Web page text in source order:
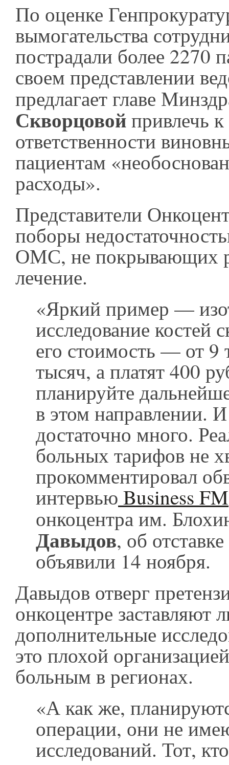
По оценке
вымогательства
пострадали более 2270
своем представлении
предлагает главе
Скворцовойпривлечь к
ответственности
пациентам
расходы». ​
Представители
поборы
ОМС, не покрывающих
лечение.
«Яркий пример —
исследование костей
его стоимость — от 9
тысяч, а платят 400
планируйте
в этом направлении.
достаточно много.
больных тарифов не
прокомментировал
интервью Business FM
онкоцентра им.
Давыдов, об
объявили 14 ноября.
Давыдов отверг
онкоцентре заставляют
дополнительные
это плохой
больным в регионах.
«А как же,
операции, они не
исследований. Тот,